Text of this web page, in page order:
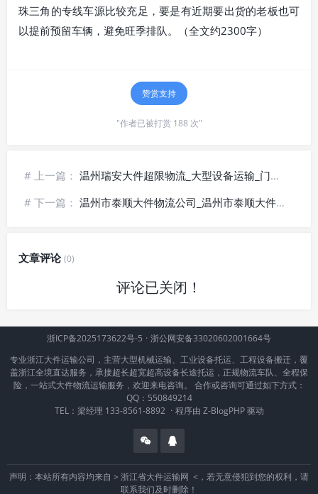
珠三角的专线车源比较充足，要是有近期要出货的老板也可
以提前预留车辆，避免旺季排队。（全文约2300字）
赞赏支持
"作者已被打赏 188 次"
# 上一篇： 温州瑞安大件超限物流_大型设备运输_门到门|全程监控
# 下一篇： 温州市泰顺大件物流公司_温州市泰顺大件货物运输_温州市泰顺重型机械运输-🏗️专业装卸
文章评论(0)
评论已关闭！
浙ICP备2025173622号-5 · 浙公网安备33020602001664号
专业浙江大件运输公司，主营大型机械运输、工业设备托运、工程设备搬迁，覆
盖浙江全境直达服务，承接超长超宽超高设备长途托运，正规物流车队、全程保
险，一站式大件物流运输服务，欢迎来电咨询。 合作或咨询可通过如下方式：
QQ：550849214
TEL：梁经理 133-8561-8892 · 程序由 Z-BlogPHP驱动
声明：本站所有内容均来自 > 浙江省大件运输网 <，若无意侵犯到您的权利，请
联系我们及时删除！